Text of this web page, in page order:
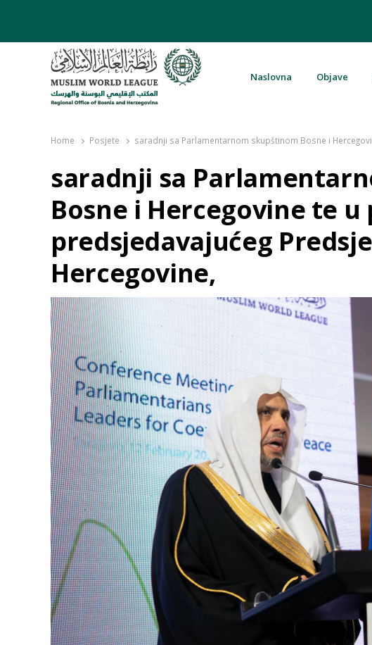
Naslovna Objave
Home Posjete saradnji sa Parlamentarnom skupštinom Bosne i
saradnji sa
Bosne i Hercegovine te
predsjedavajućeg
Hercegovine,